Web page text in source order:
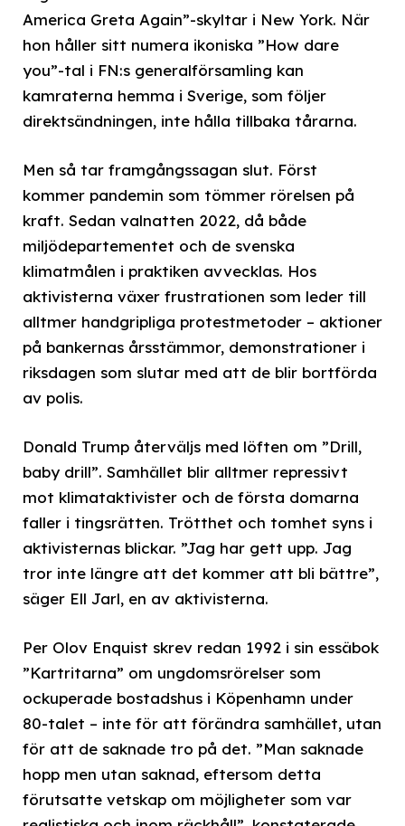
America Greta Again”-skyltar i New York. När
hon håller sitt numera ikoniska ”How dare
you”-tal i FN:s generalförsamling kan
kamraterna hemma i Sverige, som följer
direktsändningen, inte hålla tillbaka tårarna.
Men så tar framgångssagan slut. Först
kommer pandemin som tömmer rörelsen på
kraft. Sedan valnatten 2022, då både
miljödepartementet och de svenska
klimatmålen i praktiken avvecklas. Hos
aktivisterna växer frustrationen som leder till
alltmer handgripliga protestmetoder – aktioner
på bankernas årsstämmor, demonstrationer i
riksdagen som slutar med att de blir bortförda
av polis.
Donald Trump återväljs med löften om ”Drill,
baby drill”. Samhället blir alltmer repressivt
mot klimataktivister och de första domarna
faller i tingsrätten. Trötthet och tomhet syns i
aktivisternas blickar. ”Jag har gett upp. Jag
tror inte längre att det kommer att bli bättre”,
säger Ell Jarl, en av aktivisterna.
Per Olov Enquist skrev redan 1992 i sin essäbok
”Kartritarna” om ungdomsrörelser som
ockuperade bostadshus i Köpenhamn under
80-talet – inte för att förändra samhället, utan
för att de saknade tro på det. ”Man saknade
hopp men utan saknad, eftersom detta
förutsatte vetskap om möjligheter som var